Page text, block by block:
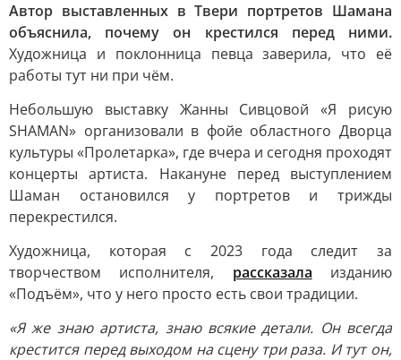
Автор выставленных в Твери портретов Шамана
объяснила, почему он крестился перед ними.
Художница и поклонница певца заверила, что её
работы тут ни при чём.
Небольшую выставку Жанны Сивцовой «Я рисую
SHAMAN» организовали в фойе областного Дворца
культуры «Пролетарка», где вчера и сегодня проходят
концерты артиста. Накануне перед выступлением
Шаман остановился у портретов и трижды
перекрестился.
Художница, которая с 2023 года следит за
творчеством исполнителя, рассказала изданию
«Подъём», что у него просто есть свои традиции.
«Я же знаю артиста, знаю всякие детали. Он всегда
крестится перед выходом на сцену три раза. И тут он,